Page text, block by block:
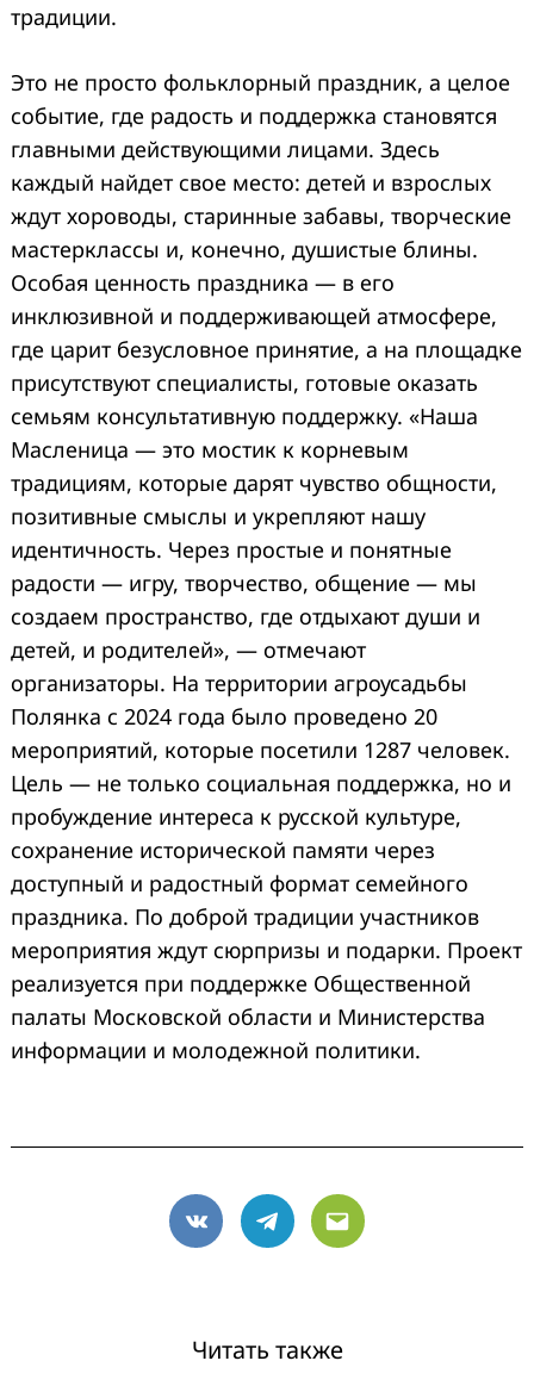
традиции.
Это не просто фольклорный праздник, а целое
событие, где радость и поддержка становятся
главными действующими лицами. Здесь
каждый найдет свое место: детей и взрослых
ждут хороводы, старинные забавы, творческие
мастерклассы и, конечно, душистые блины.
Особая ценность праздника — в его
инклюзивной и поддерживающей атмосфере,
где царит безусловное принятие, а на площадке
присутствуют специалисты, готовые оказать
семьям консультативную поддержку. «Наша
Масленица — это мостик к корневым
традициям, которые дарят чувство общности,
позитивные смыслы и укрепляют нашу
идентичность. Через простые и понятные
радости — игру, творчество, общение — мы
создаем пространство, где отдыхают души и
детей, и родителей», — отмечают
организаторы. На территории агроусадьбы
Полянка с 2024 года было проведено 20
мероприятий, которые посетили 1287 человек.
Цель — не только социальная поддержка, но и
пробуждение интереса к русской культуре,
сохранение исторической памяти через
доступный и радостный формат семейного
праздника. По доброй традиции участников
мероприятия ждут сюрпризы и подарки. Проект
реализуется при поддержке Общественной
палаты Московской области и Министерства
информации и молодежной политики.
VK Telegram
Email
Читать также